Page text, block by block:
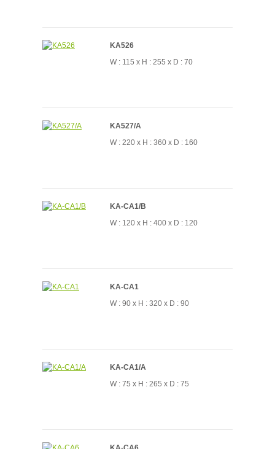
KA526
W : 115 x H : 255 x D : 70
KA527/A
W : 220 x H : 360 x D : 160
KA-CA1/B
W : 120 x H : 400 x D : 120
KA-CA1
W : 90 x H : 320 x D : 90
KA-CA1/A
W : 75 x H : 265 x D : 75